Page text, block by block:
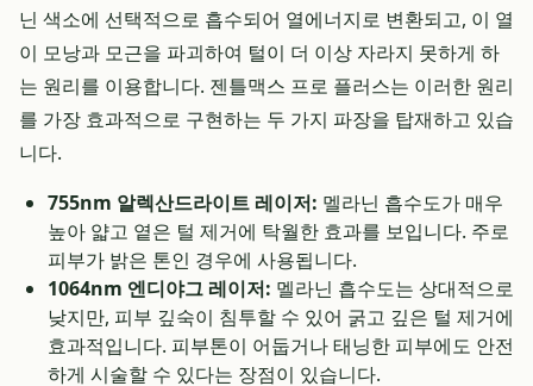
닌 색소에 선택적으로 흡수되어 열에너지로 변환되고, 이 열
이 모낭과 모근을 파괴하여 털이 더 이상 자라지 못하게 하
는 원리를 이용합니다. 젠틀맥스 프로 플러스는 이러한 원리
를 가장 효과적으로 구현하는 두 가지 파장을 탑재하고 있습
니다.
755nm 알렉산드라이트 레이저: 멜라닌 흡수도가 매우
높아 얇고 옅은 털 제거에 탁월한 효과를 보입니다. 주로
피부가 밝은 톤인 경우에 사용됩니다.
1064nm 엔디야그 레이저: 멜라닌 흡수도는 상대적으로
낮지만, 피부 깊숙이 침투할 수 있어 굵고 깊은 털 제거에
효과적입니다. 피부톤이 어둡거나 태닝한 피부에도 안전
하게 시술할 수 있다는 장점이 있습니다.